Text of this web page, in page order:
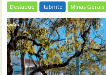
Destaque Itabirito Minas Gerais